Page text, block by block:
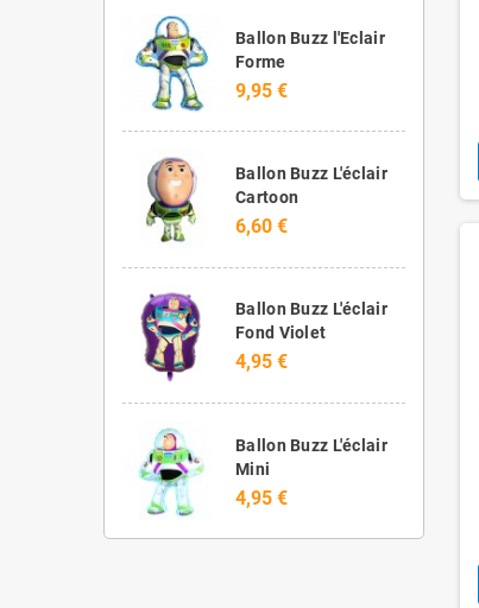
Ballon Buzz l'Eclair
Forme
9,95 €
Ballon Buzz L'éclair
Cartoon
6,60 €
Ballon Buzz L'éclair
Fond Violet
4,95 €
Ballon Buzz L'éclair
Mini
4,95 €